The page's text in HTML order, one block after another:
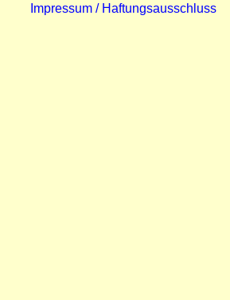
Impressum / Haftungsausschluss